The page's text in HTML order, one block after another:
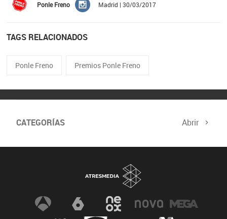
Ponle Freno Madrid | 30/03/2017
TAGS RELACIONADOS
Ponle Freno Premios Ponle Freno
CATEGORÍAS Abrir